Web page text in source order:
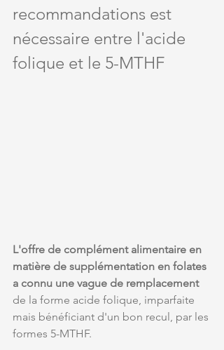
recommandations est
nécessaire entre l'acide
folique et le 5-MTHF
L'offre de complément alimentaire en
matière de supplémentation en folates
a connu une vague de remplacement
de la forme acide folique, imparfaite
mais bénéficiant d'un bon recul, par les
formes 5-MTHF.